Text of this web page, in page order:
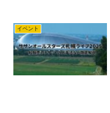
イベント